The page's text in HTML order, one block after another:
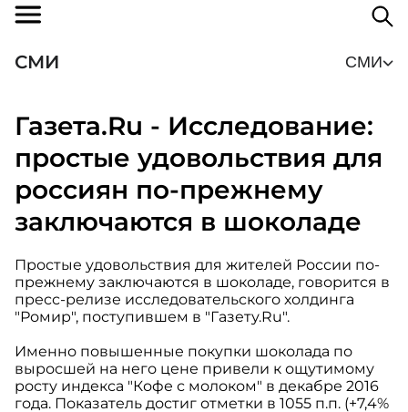
СМИ СМИ
Газета.Ru - Исследование:
простые удовольствия для
россиян по-прежнему
заключаются в шоколаде
Простые удовольствия для жителей России по-
прежнему заключаются в шоколаде, говорится в
пресс-релизе исследовательского холдинга
"Ромир", поступившем в "Газету.Ru".
Именно повышенные покупки шоколада по
выросшей на него цене привели к ощутимому
росту индекса "Кофе с молоком" в декабре 2016
года. Показатель достиг отметки в 1055 п.п. (+7,4%